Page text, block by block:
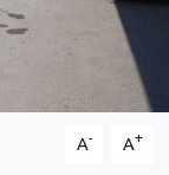
A- A+